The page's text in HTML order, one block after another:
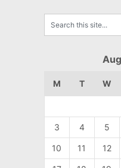
M T W
3 4 5
10 11 12